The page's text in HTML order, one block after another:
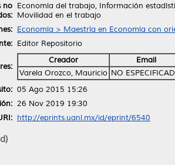
no Economía del trabajo, Información
Movilidad en el trabajo
Economía > Maestría en Economía con
Editor Repositorio
Creador
Email
Varela Orozco, Mauricio NO
05 Ago 2015 15:26
26 Nov 2019 19:30
http://eprints.uanl.mx/id/eprint/6540